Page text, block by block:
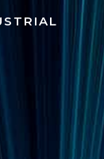
al
contenido